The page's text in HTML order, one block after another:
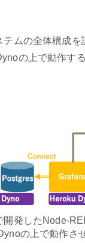
ムの全体構成を
の上で動作す
開発したNode-
の上で動作さ